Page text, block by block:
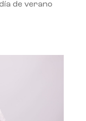
de verano